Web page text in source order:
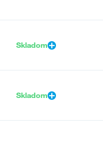
Skladom
Skladom